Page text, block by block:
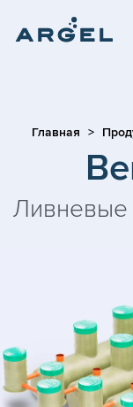
Главная
Ливневые